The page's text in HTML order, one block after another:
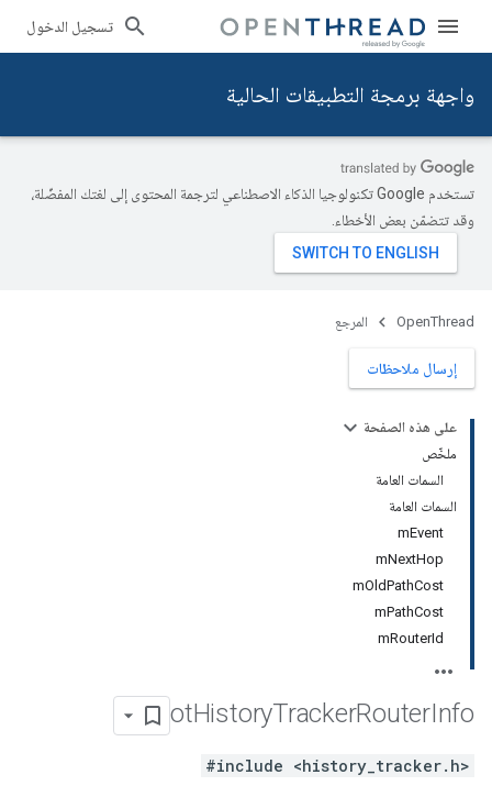
تسجيل الدخول
واجهة برمجة التطبيقات الحالية
تستخدم Google تكنولوجيا الذكاء الاصطناعي لترجمة المحتوى إلى لغتك المفضّلة،
وقد تتضمّن بعض الأخطاء.
OpenThread المرجع
إرسال ملاحظات
على هذه الصفحة
ملخّص
السمات العامة
السمات العامة
mEvent
mNextHop
mOldPathCost
mPathCost
mRouterId
otHistoryTrackerRouterInfo
#include <history_tracker.h>